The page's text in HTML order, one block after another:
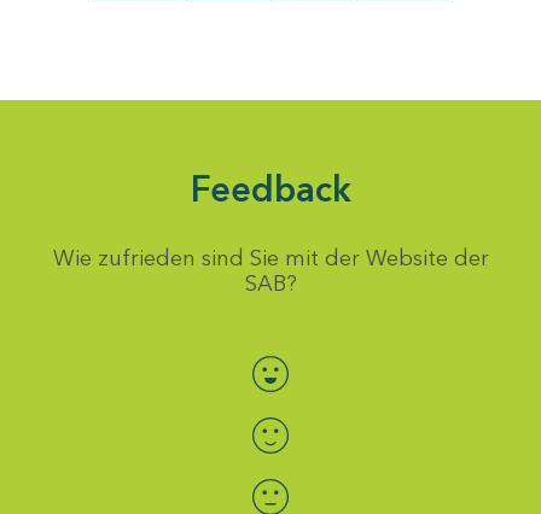
Feedback
Wie zufrieden sind Sie mit der Website der
SAB?
Bewertung auswählen